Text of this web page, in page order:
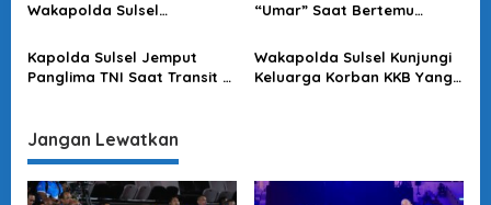
Wakapolda Sulsel
“Umar” Saat Bertemu
Kapolda Sulsel Jemput
Panglima TNI Saat Transit Di
Wakapolda Sulsel Kunjungi
Keluarga Korban KKB Yang
Jangan Lewatkan